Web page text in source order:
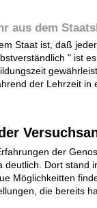
aus dem
Staat ist, daß
" ist
der Lehrzeit in
der
deutlich. Dort stand
Möglichkeitten
die bereits